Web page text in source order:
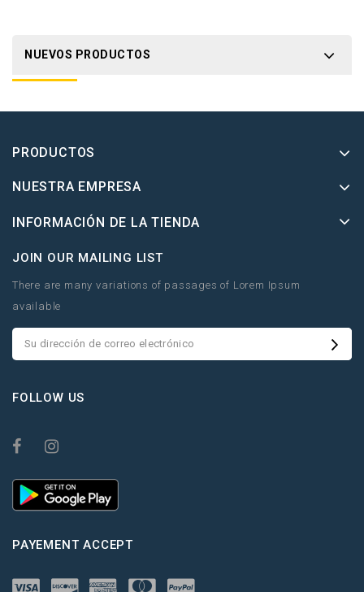
NUEVOS PRODUCTOS
PRODUCTOS
NUESTRA EMPRESA
INFORMACIÓN DE LA TIENDA
JOIN OUR MAILING LIST
There are many variations of passages of Lorem Ipsum
available
FOLLOW US
PAYEMENT ACCEPT